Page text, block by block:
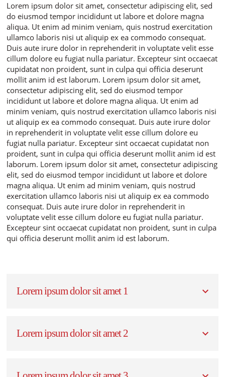
Lorem ipsum dolor sit amet, consectetur adipiscing elit, sed
do eiusmod tempor incididunt ut labore et dolore magna
aliqua. Ut enim ad minim veniam, quis nostrud exercitation
ullamco laboris nisi ut aliquip ex ea commodo consequat.
Duis aute irure dolor in reprehenderit in voluptate velit esse
cillum dolore eu fugiat nulla pariatur. Excepteur sint occaecat
cupidatat non proident, sunt in culpa qui officia deserunt
mollit anim id est laborum. Lorem ipsum dolor sit amet,
consectetur adipiscing elit, sed do eiusmod tempor
incididunt ut labore et dolore magna aliqua. Ut enim ad
minim veniam, quis nostrud exercitation ullamco laboris nisi
ut aliquip ex ea commodo consequat. Duis aute irure dolor
in reprehenderit in voluptate velit esse cillum dolore eu
fugiat nulla pariatur. Excepteur sint occaecat cupidatat non
proident, sunt in culpa qui officia deserunt mollit anim id est
laborum. Lorem ipsum dolor sit amet, consectetur adipiscing
elit, sed do eiusmod tempor incididunt ut labore et dolore
magna aliqua. Ut enim ad minim veniam, quis nostrud
exercitation ullamco laboris nisi ut aliquip ex ea commodo
consequat. Duis aute irure dolor in reprehenderit in
voluptate velit esse cillum dolore eu fugiat nulla pariatur.
Excepteur sint occaecat cupidatat non proident, sunt in culpa
qui officia deserunt mollit anim id est laborum.
Lorem ipsum dolor sit amet 1
Lorem ipsum dolor sit amet 2